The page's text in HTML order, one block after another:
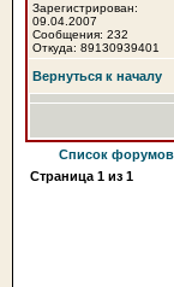
Зарегистрирован:
09.04.2007
Сообщения: 232
Откуда: 89130939401
Вернуться к началу
Список форумов
Страница 1 из 1